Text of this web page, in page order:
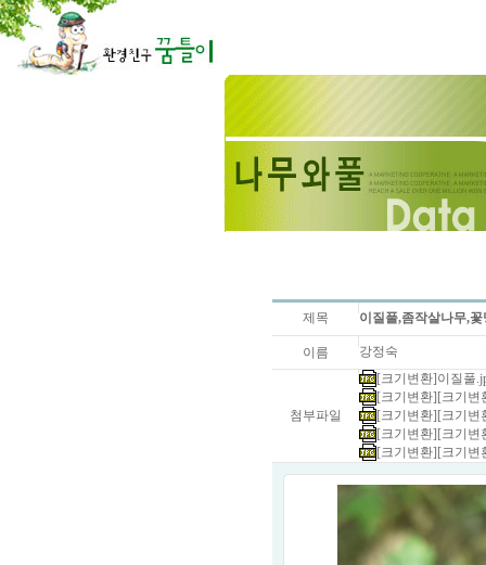
제목 이질풀,좀작살나무,
이름 강정숙
첨부파일
[크기변환]이질풀
[크기변환][크기변
[크기변환][크기변
[크기변환][크기변
[크기변환][크기변